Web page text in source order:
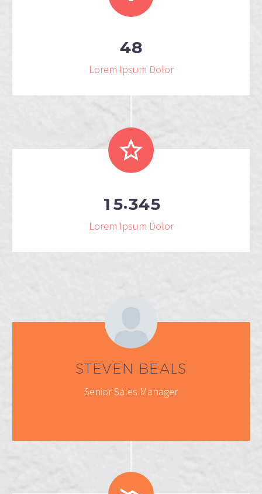
48
Lorem Ipsum Dolor
1 5.345
Lorem Ipsum Dolor
STEVEN BEALS
Senior Sales Manager